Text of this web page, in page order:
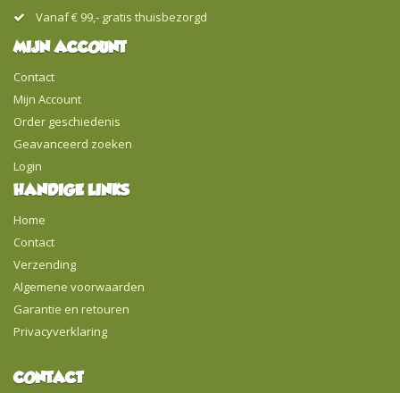
Vanaf € 99,- gratis thuisbezorgd
MIJN ACCOUNT
Contact
Mijn Account
Order geschiedenis
Geavanceerd zoeken
Login
HANDIGE LINKS
Home
Contact
Verzending
Algemene voorwaarden
Garantie en retouren
Privacyverklaring
CONTACT